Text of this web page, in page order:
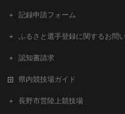
記録申請フォーム
ふるさと選手登録に関するお問
認知書請求
県内競技場ガイド
長野市営陸上競技場